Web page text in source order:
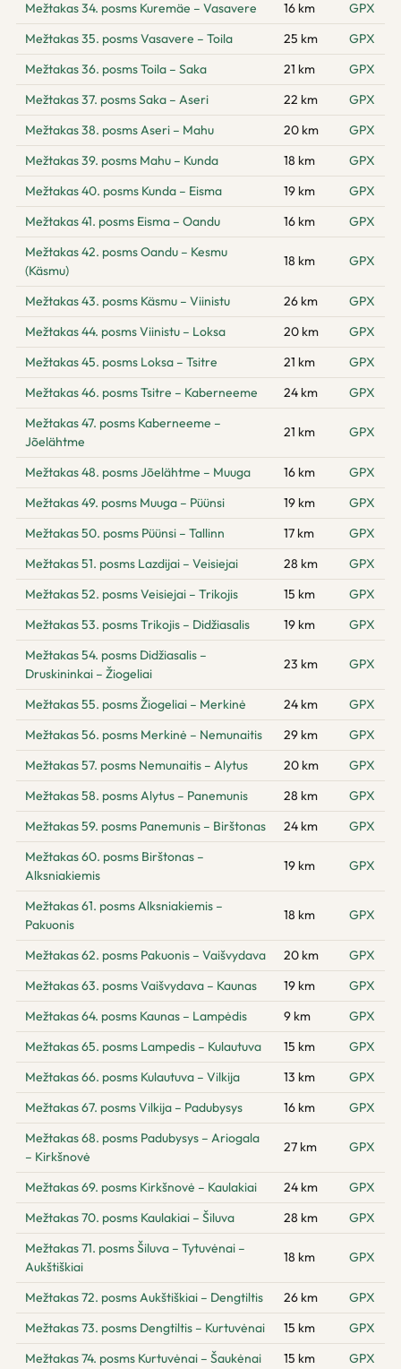
Mežtakas 34. posms Kuremäe – Vasavere 16 km
GPX
Mežtakas 35. posms Vasavere – Toila
25 km
GPX
Mežtakas 36. posms Toila – Saka
21 km
GPX
Mežtakas 37. posms Saka – Aseri
22 km
GPX
Mežtakas 38. posms Aseri – Mahu
20 km
GPX
Mežtakas 39. posms Mahu – Kunda
18 km
GPX
Mežtakas 40. posms Kunda – Eisma
19 km
GPX
Mežtakas 41. posms Eisma – Oandu
16 km
GPX
Mežtakas 42. posms Oandu – Kesmu
(Käsmu)
18 km GPX
Mežtakas 43. posms Käsmu – Viinistu 26 km
GPX
Mežtakas 44. posms Viinistu – Loksa
20 km
GPX
Mežtakas 45. posms Loksa – Tsitre
21 km
GPX
Mežtakas 46. posms Tsitre – Kaberneeme
24 km
GPX
Mežtakas 47. posms Kaberneeme –
Jõelähtme
21 km GPX
Mežtakas 48. posms Jõelähtme – Muuga 16 km
GPX
Mežtakas 49. posms Muuga – Püünsi
19 km
GPX
Mežtakas 50. posms Püünsi – Tallinn
17 km
GPX
Mežtakas 51. posms Lazdijai – Veisiejai
28 km
GPX
Mežtakas 52. posms Veisiejai – Trikojis
15 km
GPX
Mežtakas 53. posms Trikojis – Didžiasalis
19 km
GPX
Mežtakas 54. posms Didžiasalis –
Druskininkai – Žiogeliai
23 km GPX
Mežtakas 55. posms Žiogeliai – Merkinė 24 km
GPX
Mežtakas 56. posms Merkinė – Nemunaitis
29 km
GPX
Mežtakas 57. posms Nemunaitis – Alytus
20 km
GPX
Mežtakas 58. posms Alytus – Panemunis
28 km
GPX
Mežtakas 59. posms Panemunis – Birštonas
24 km
GPX
Mežtakas 60. posms Birštonas –
Alksniakiemis
19 km GPX
Mežtakas 61. posms Alksniakiemis –
Pakuonis
18 km GPX
Mežtakas 62. posms Pakuonis – Vaišvydava 20 km
GPX
Mežtakas 63. posms Vaišvydava – Kaunas
19 km
GPX
Mežtakas 64. posms Kaunas – Lampėdis
9 km
GPX
Mežtakas 65. posms Lampedis – Kulautuva
15 km
GPX
Mežtakas 66. posms Kulautuva – Vilkija
13 km
GPX
Mežtakas 67. posms Vilkija – Padubysys
16 km
GPX
Mežtakas 68. posms Padubysys – Ariogala
– Kirkšnovė
27 km GPX
Mežtakas 69. posms Kirkšnovė – Kaulakiai 24 km
GPX
Mežtakas 70. posms Kaulakiai – Šiluva
28 km
GPX
Mežtakas 71. posms Šiluva – Tytuvėnai –
Aukštiškiai
18 km GPX
Mežtakas 72. posms Aukštiškiai – Dengtiltis 26 km
GPX
Mežtakas 73. posms Dengtiltis – Kurtuvėnai
15 km
GPX
Mežtakas 74. posms Kurtuvėnai – Šaukėnai
15 km
GPX